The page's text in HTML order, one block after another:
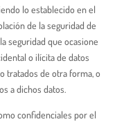
lo establecido en el
de la seguridad de
seguridad que ocasione
o ilícita de datos
tratados de otra forma, o
a dichos datos.
confidenciales por el